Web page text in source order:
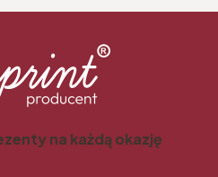
na każdą okazję